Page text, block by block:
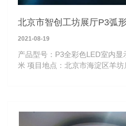
北京市智创工坊展厅P3弧
2021-08-19
产品型号：P3全彩色LED室内显示屏 屏幕面积：
米 项目地点：北京市海淀区羊坊店